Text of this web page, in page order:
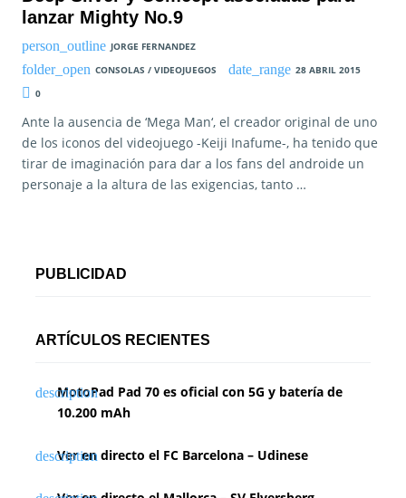
lanzar Mighty No.9
JORGE FERNANDEZ
CONSOLAS / VIDEOJUEGOS
28 ABRIL 2015
0
Ante la ausencia de ‘Mega Man‘, el creador original de uno
de los iconos del videojuego -Keiji Inafume-, ha tenido que
tirar de imaginación para dar a los fans del androide un
personaje a la altura de las exigencias, tanto …
PUBLICIDAD
ARTÍCULOS RECIENTES
MotoPad Pad 70 es oficial con 5G y batería de
10.200 mAh
Ver en directo el FC Barcelona – Udinese